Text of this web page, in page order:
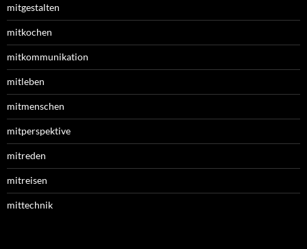
mitgestalten
mitkochen
mitkommunikation
mitleben
mitmenschen
mitperspektive
mitreden
mitreisen
mittechnik